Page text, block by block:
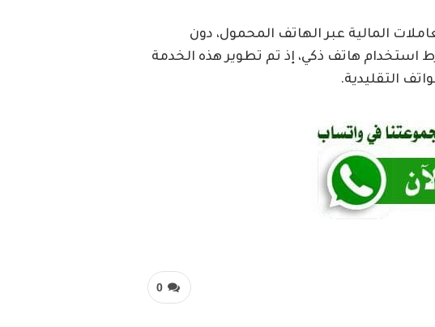
المالية عبر الهاتف المحمول، دون
استخدام هاتف ذكي، إذ تم تطوير هذه الخدمة
التقليدية.
0